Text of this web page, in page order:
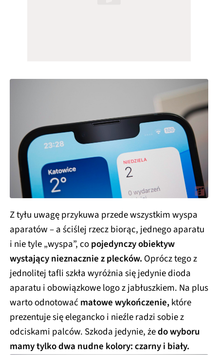
Z tyłu uwagę przykuwa przede wszystkim wyspa
aparatów – a ściślej rzecz biorąc, jednego aparatu
i nie tyle „wyspa”, copojedynczy obiektyw
wystający nieznacznie z plecków. Oprócz tego z
jednolitej tafli szkła wyróżnia się jedynie dioda
aparatu i obowiązkowe logo z jabłuszkiem. Na plus
warto odnotować matowe wykończenie,które
prezentuje się elegancko i nieźle radzi sobie z
odciskami palców. Szkoda jedynie, żedo wyboru
mamy tylko dwa nudne kolory: czarny i biały.